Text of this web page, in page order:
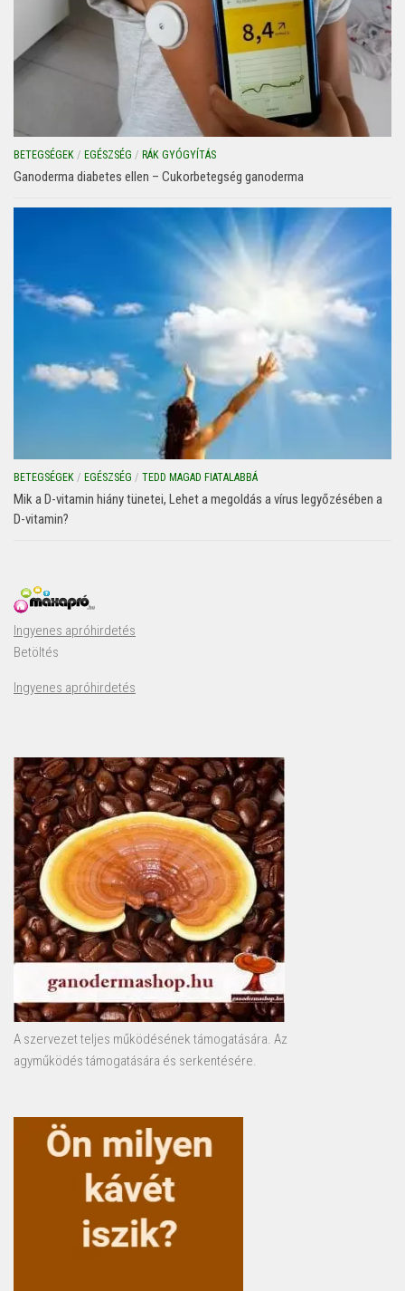
BETEGSÉGEK / EGÉSZSÉG / RÁK GYÓGYÍTÁS
Ganoderma diabetes ellen – Cukorbetegség ganoderma
BETEGSÉGEK / EGÉSZSÉG / TEDD MAGAD FIATALABBÁ
Mik a D-vitamin hiány tünetei, Lehet a megoldás a vírus legyőzésében a
D-vitamin?
Ingyenes apróhirdetés
Betöltés
Ingyenes apróhirdetés
A szervezet teljes működésének támogatására. Az
agyműködés támogatására és serkentésére.